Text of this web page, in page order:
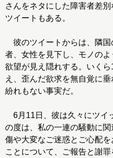
さんをネタにした障害者差
ツイートもある。
彼のツイートからは、隣国
者、女性を見下し、モノのよ
欲望が見え隠れする。いく
え、歪んだ欲求を無自覚に
紛れもない事実だ。
6月11日、彼は久々にツイ
の度は、私の一連の騒動に
傷や大変なご迷惑とご心配
ことについて、ご報告と謝